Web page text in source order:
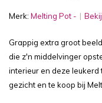
Merk: Melting Pot -
Grappig extra groot
die z'n middelvinger
interieur en deze
gezicht en te koop bij